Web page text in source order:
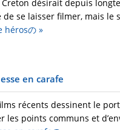
Creton désirait depuis
de se laisser filmer, mais le
hérosの »
en carafe
récents dessinent le
les points communs et